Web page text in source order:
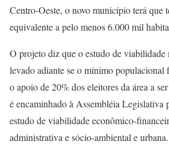
Centro-Oeste, o novo município terá que
equivalente a pelo menos 6.000 mil
O projeto diz que o estudo de viabilidade
levado adiante se o mínimo
o apoio de 20% dos eleitores da área a
é encaminhado à Assembléia Legislativa
estudo de viabilidade econômico-
administrativa e sócio-ambiental e urbana.